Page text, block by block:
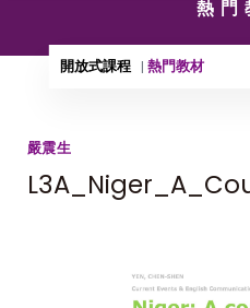
熱門
開放式課程 熱門教材
嚴震生